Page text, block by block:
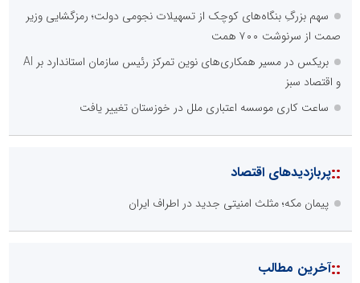
سهم بزرگِ بنگاه‌های کوچک از تسهیلات نجومی دولت؛ رمزگشایی وزیر
صمت از سرنوشت ۷۰۰ همت
بریکس در مسیر همکاری‌های نوین تمرکز رئیس سازمان استاندارد بر AI
و اقتصاد سبز
ساعت کاری موسسه اعتباری ملل در خوزستان تغییر یافت
::پربازدیدهای اقتصاد
پیمان مکه؛ مثلث امنیتی جدید در اطراف ایران
::آخرین مطالب